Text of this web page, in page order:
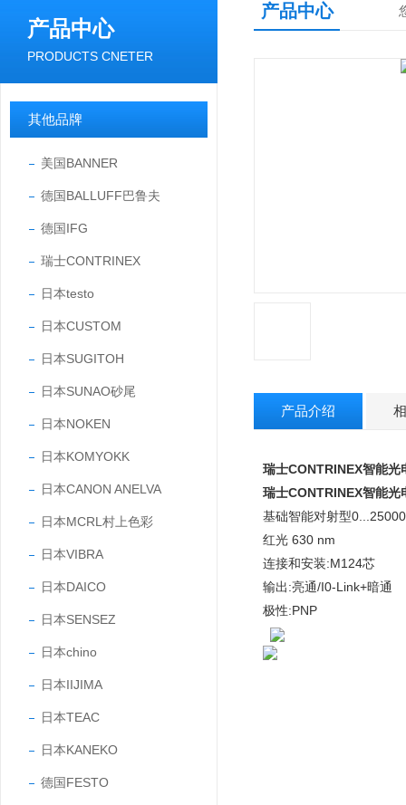
产品中心
PRODUCTS CNETER
其他品牌
美国BANNER
德国BALLUFF巴鲁夫
德国IFG
瑞士CONTRINEX
日本testo
日本CUSTOM
日本SUGITOH
日本SUNAO砂尾
日本NOKEN
日本KOMYOKK
日本CANON ANELVA
日本MCRL村上色彩
日本VIBRA
日本DAICO
日本SENSEZ
日本chino
日本IIJIMA
日本TEAC
日本KANEKO
德国FESTO
产品中心
产品介绍
瑞士CONTRINEX智能光
瑞士CONTRINEX智能光
基础智能对射型
红光 630 nm
连接和安装:M124芯
输出:亮通/I0-Link+暗通
极性:PNP